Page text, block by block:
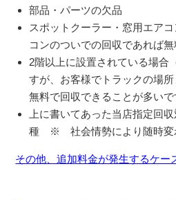
部品・パーツの欠品
スポットクーラー・窓用エア
コンのついでの回収であれば無
2階以上に設置されている場合
すが、お客様でトラックの場
無料で回収できることが多いで
上に書いてあった当店指定回
種 ※ 社会情勢により随時変
その他、追加料金が発生するケー